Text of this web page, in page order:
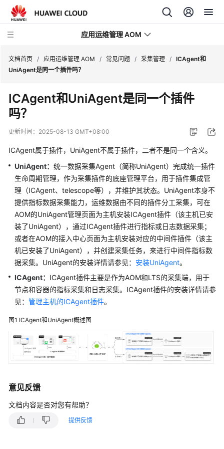
应用运维管理 AOM
新
动
产
介
绍
计
费
说
明
快
入
门
指
南
佳
实
践
文档首页 / 应用运维管理 AOM / 常见问题 / 采集管理 / ICAgent和
UniAgent是同一个插件吗？
ICAgent和UniAgent是同一个插件
吗？
更新时间： 2025-08-13 GMT+08:00
ICAgent属于插件，UniAgent不属于插件，二者不是同一个含义。
UniAgent： 统一数据采集Agent（简称UniAgent）完成统一插件
生命周期管理，作为采集插件的底座管理平台，用于插件集成管
理（ICAgent、telescope等），并维护其状态。UniAgent本身不
提供指标数据采集能力，运维数据由不同的插件分工采集，可在
AOM的UniAgent管理页面为主机安装ICAgent插件（该主机已安
装了UniAgent），通过ICAgent插件进行指标或日志数据采集；
或者在AOM的接入中心页面为主机安装对应的中间件插件（该主
机已安装了UniAgent），并创建采集任务，来进行中间件指标数
据采集。UniAgent的安装详情请参见： 安装UniAgent。
ICAgent： ICAgent插件主要是作为AOM和LTS的采集端，用于
节点和容器的指标采集和日志采集。ICAgent插件的安装详情请参
见： 管理主机的ICAgent插件。
图1 ICAgent和UniAgent概述图
意见反馈
文档内容是否对您有帮助？
提供反馈